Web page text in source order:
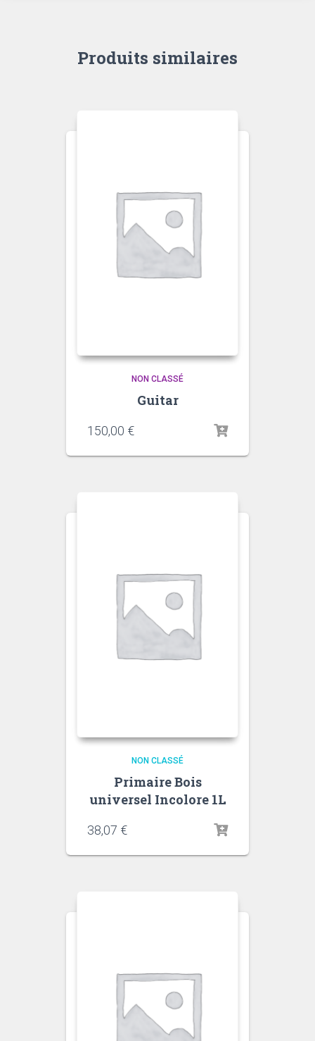
Produits similaires
NON CLASSÉ
Guitar
150,00 €
NON CLASSÉ
Primaire Bois
universel Incolore 1L
38,07 €